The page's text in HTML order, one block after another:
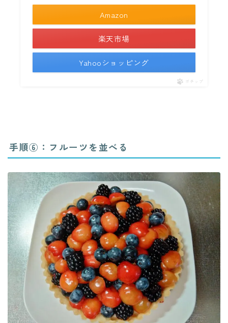
Amazon
楽天市場
Yahooショッピング
ポチップ
手順⑥：フルーツを並べる